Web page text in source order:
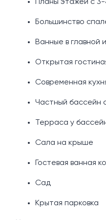
Планы этажей с 3-
Большинство
Ванные в главной
Открытая
Современная
Частный бассейн
Терраса у
Сала на крыше
Гостевая ванная
Сад
Крытая парковка